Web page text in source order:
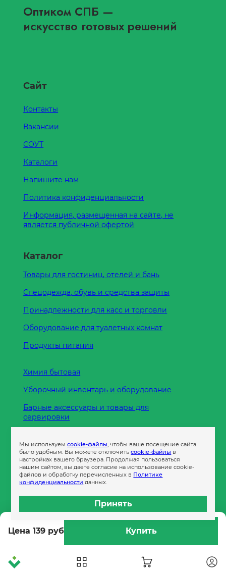
Цена 139 руб Купить
Оптиком СПБ —
искусство готовых решений
Сайт
Контакты
Вакансии
СОУТ
Каталоги
Напишите нам
Политика конфиденциальности
Информация, размещенная на сайте, не
является публичной офертой
Каталог
Товары для гостиниц, отелей и бань
Спецодежда, обувь и средства защиты
Принадлежности для касс и торговли
Оборудование для туалетных комнат
Продукты питания
Химия бытовая
Уборочный инвентарь и оборудование
Барные аксессуары и товары для
сервировки
Пленка
Пакеты и сумки
Контейнеры
Бумага офисная
Гигиеническая продукция
Мы используемcookie-файлы, чтобы ваше посещение сайта
было удобным. Вы можете отключитьcookie-файлы в
настройках вашего браузера. Продолжая пользоваться
нашим сайтом, вы даете согласие на использование cookie-
файлов и обработку перечисленных в Политике
конфиденциальности данных.
Принять